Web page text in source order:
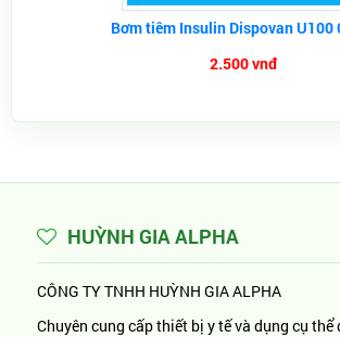
Bơm tiêm Insulin Dispovan U100
2.500 vnđ
HUỲNH GIA ALPHA
CÔNG TY TNHH HUỲNH GIA ALPHA
Chuyên cung cấp thiết bị y tế và dụng cụ thể